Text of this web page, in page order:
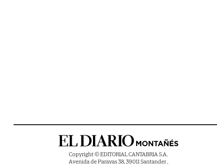
Copyright © EDITORIAL CANTABRIA S.A.
Avenida de Parayas 38, 39011 Santander ,